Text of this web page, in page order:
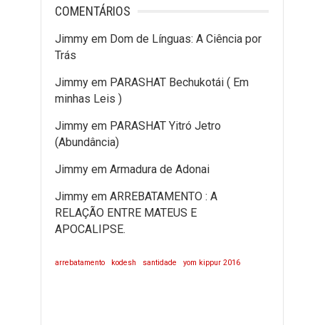
COMENTÁRIOS
Jimmy em Dom de Línguas: A Ciência por
Trás
Jimmy em PARASHAT Bechukotái ( Em
minhas Leis )
Jimmy em PARASHAT Yitró Jetro
(Abundância)
Jimmy em Armadura de Adonai
Jimmy em ARREBATAMENTO : A
RELAÇÃO ENTRE MATEUS E
APOCALIPSE.
arrebatamento kodesh santidade yom kippur 2016